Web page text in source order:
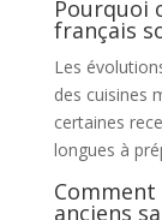
Pourquoi
français
Les
des cuisines
certaines
longues à
anciens